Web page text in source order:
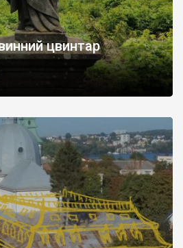
цвинтар